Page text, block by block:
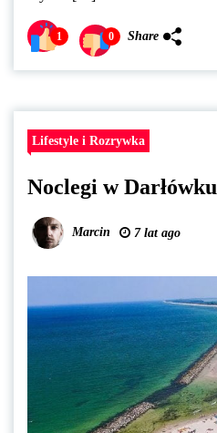
1 0 Share
Lifestyle i Rozrywka
Noclegi w Darłówku
Marcin 7 lat ago